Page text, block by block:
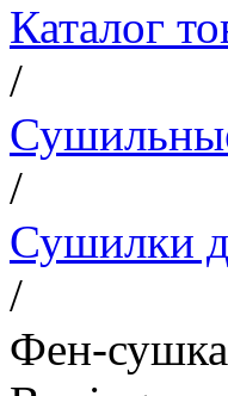
Каталог
/
/
Сушилки
/
Фен-